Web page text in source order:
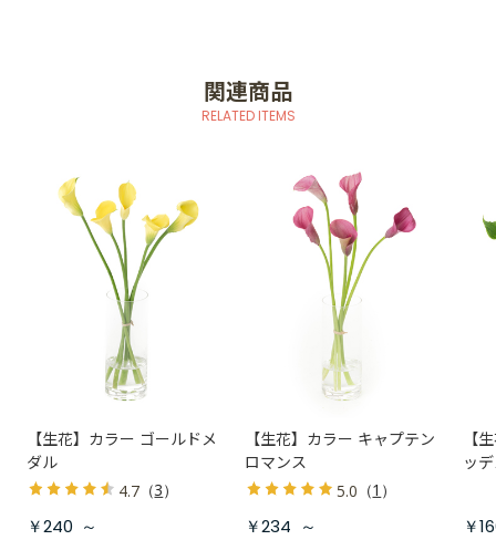
関連商品
RELATED ITEMS
【生花】カラー ゴールドメ
ダル
4.7（3）
￥240 ～
【生花】カラー キャプテン
ロマンス
5.0 （1 ）
￥234 ～
【
ッ
￥